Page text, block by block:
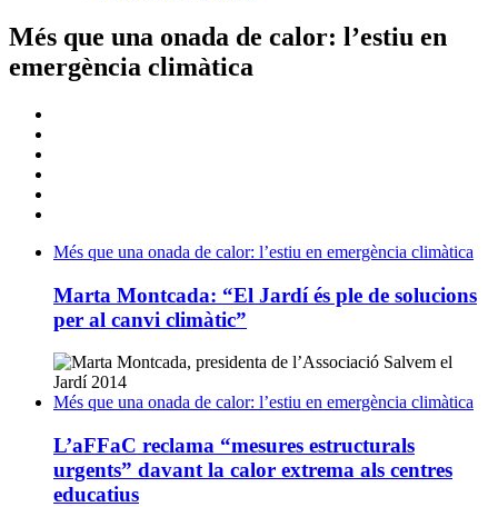
Més que una onada de calor: l’estiu en
emergència climàtica
Més que una onada de calor: l’estiu en emergència climàtica
Marta Montcada: “El Jardí és ple de solucions
per al canvi climàtic”
Més que una onada de calor: l’estiu en emergència climàtica
L’aFFaC reclama “mesures estructurals
urgents” davant la calor extrema als centres
educatius